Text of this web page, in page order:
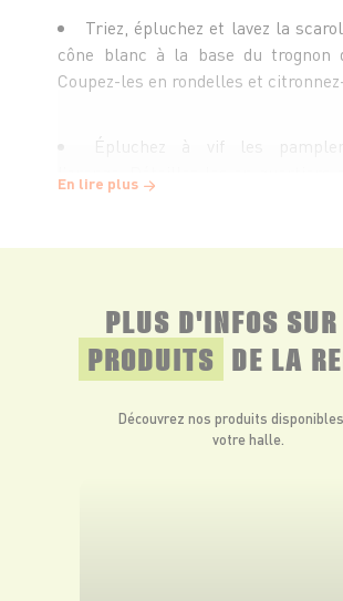
Triez, épluchez et lavez la
cône blanc à la base du trognon
Coupez-les en rondelles et
Épluchez à vif les
nu la pulpe.
blanc. Salez légèrement. Versez
cardamome.
Saupoudrez de noisettes
hachées. Mélangez et servez aussitôt.
En lire plus
PLUS D'INFOS SUR
PRODUITS DE LA
Découvrez nos produits
votre halle.